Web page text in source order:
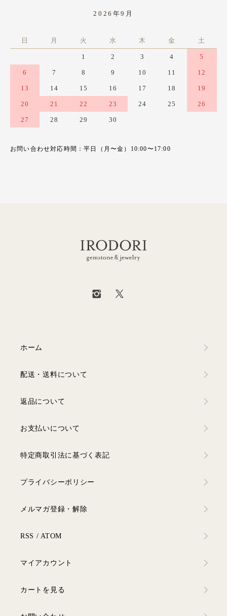
2026年9月
日 月 火 水 木 金 土
1 2 3 4 5
6 7 8 9 10 11 12
13 14 15 16 17 18 19
20 21 22 23 24 25 26
27 28 29 30
お問い合わせ対応時間：平日（月〜金）10:00〜17:00
ホーム
配送・送料について
返品について
お支払いについて
特定商取引法に基づく表記
プライバシーポリシー
メルマガ登録・解除
RSS / ATOM
マイアカウント
カートを見る